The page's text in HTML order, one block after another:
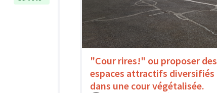
"Cour rires!" ou proposer des
espaces attractifs diversifiés
dans une cour végétalisée.